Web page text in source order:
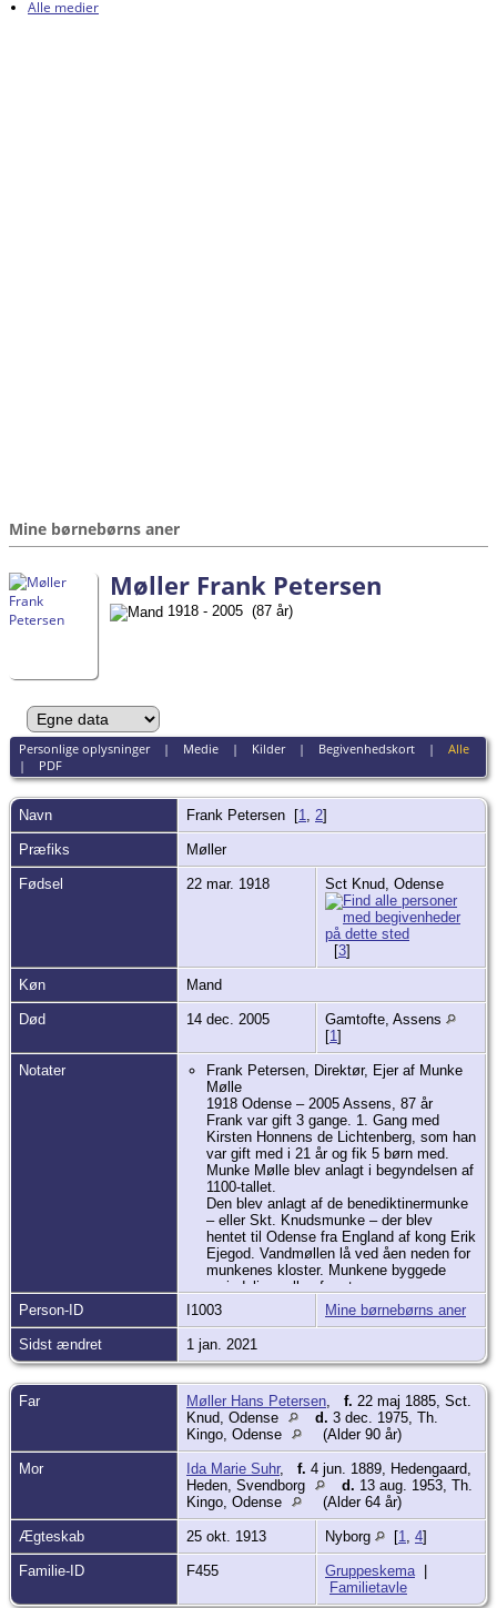
Alle medier
Mine børnebørns aner
Møller Frank Petersen
1918 - 2005 (87 år)
Personlige oplysninger| Medie| Kilder| Begivenhedskort| Alle
| PDF
Navn Frank Petersen [1, 2]
Præfiks Møller
Fødsel 22 mar. 1918 Sct Knud, Odense
[3]
Køn Mand
Død 14 dec. 2005
Gamtofte, Assens
[1]
Notater
Frank Petersen, Direktør, Ejer af Munke
Mølle
1918 Odense – 2005 Assens, 87 år
Frank var gift 3 gange. 1. Gang med
Kirsten Honnens de Lichtenberg, som han
var gift med i 21 år og fik 5 børn med.
Munke Mølle blev anlagt i begyndelsen af
1100-tallet.
Den blev anlagt af de benediktinermunke
– eller Skt. Knudsmunke – der blev
hentet til Odense fra England af kong Erik
Ejegod. Vandmøllen lå ved åen neden for
munkenes kloster. Munkene byggede
oprindelig møllen for at være
selvforsynende med det daglige brød,
men i 1135 fik munkene tilladelse til også
at male korn til byens borgere. I et brev
fra 1175 bestemte kong Valdemar den
Store, at borgerne i Odense skulle lade
deres korn male på Munke Mølle, så
byen kunne være selvforsynende med
mel.
Munke Mølle flyttede i 1905 til Odense
Havn og blev omdannet til en moderne
dampmølle. Kapaciteten blev forøget, og
samtidig var beliggenheden ved havnen
og ved jernbanespor optimal. Møllen
brændte dog i 1911 og måtte genopføres.
I dag (1999) er Munke Mølle en del af
Cerealia-koncernen. Den har malet støt
under 38 konger og to dronninger og er
Danmarks ældste, endnu fungerende
virksomhed.
Person-ID I1003 Mine børnebørns aner
Sidst ændret 1 jan. 2021
Far Møller Hans Petersen, f. 22 maj 1885, Sct.
Knud, Odense
d. 3 dec. 1975, Th.
Kingo, Odense
(Alder 90 år)
Mor Ida Marie Suhr, f. 4 jun. 1889, Hedengaard,
Heden, Svendborg
d. 13 aug. 1953, Th.
Kingo, Odense
(Alder 64 år)
Ægteskab 25 okt. 1913 Nyborg [1, 4]
Familie-ID F455 Gruppeskema|
Familietavle